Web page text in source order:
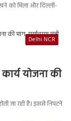
को मिला और दिल्ली-
Delhi NCR
योजना की
जा रही है। इससे निपटने